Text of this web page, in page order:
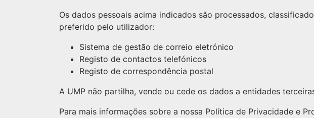
Os dados pessoais acima indicados são processados,
preferido pelo utilizador:
Sistema de gestão de correio eletrónico
Registo de contactos telefónicos
Registo de correspondência postal
A UMP não partilha, vende ou cede os dados a entidades
Para mais informações sobre a nossa Política de Privacidade e